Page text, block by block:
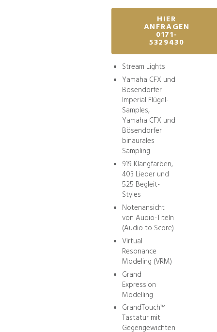
HIER
ANFRAGEN
0171-
5329430
Stream Lights
Yamaha CFX und
Bösendorfer
Imperial Flügel-
Samples,
Yamaha CFX und
Bösendorfer
binaurales
Sampling
919 Klangfarben,
403 Lieder und
525 Begleit-
Styles
Notenansicht
von Audio-Titeln
(Audio to Score)
Virtual
Resonance
Modeling (VRM)
Grand
Expression
Modelling
GrandTouch™
Tastatur mit
Gegengewichten